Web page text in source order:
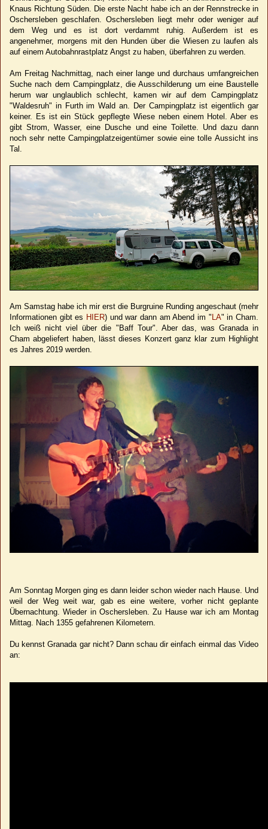
Knaus Richtung Süden. Die erste Nacht habe ich an der Rennstrecke in
Oschersleben geschlafen. Oschersleben liegt mehr oder weniger auf
dem Weg und es ist dort verdammt ruhig. Außerdem ist es
angenehmer, morgens mit den Hunden über die Wiesen zu laufen als
auf einem Autobahnrastplatz Angst zu haben, überfahren zu werden.
Am Freitag Nachmittag, nach einer lange und durchaus umfangreichen
Suche nach dem Campingplatz, die Ausschilderung um eine Baustelle
herum war unglaublich schlecht, kamen wir auf dem Campingplatz
"Waldesruh" in Furth im Wald an. Der Campingplatz ist eigentlich gar
keiner. Es ist ein Stück gepflegte Wiese neben einem Hotel. Aber es
gibt Strom, Wasser, eine Dusche und eine Toilette. Und dazu dann
noch sehr nette Campingplatzeigentümer sowie eine tolle Aussicht ins
Tal.
Am Samstag habe ich mir erst die Burgruine Runding angeschaut (mehr
Informationen gibt es HIER) und war dann am Abend im " LA" in Cham.
Ich weiß nicht viel über die "Baff Tour". Aber das, was Granada in
Cham abgeliefert haben, lässt dieses Konzert ganz klar zum Highlight
es Jahres 2019 werden.
Am Sonntag Morgen ging es dann leider schon wieder nach Hause. Und
weil der Weg weit war, gab es eine weitere, vorher nicht geplante
Übernachtung. Wieder in Oschersleben. Zu Hause war ich am Montag
Mittag. Nach 1355 gefahrenen Kilometern.
Du kennst Granada gar nicht? Dann schau dir einfach einmal das Video
an: